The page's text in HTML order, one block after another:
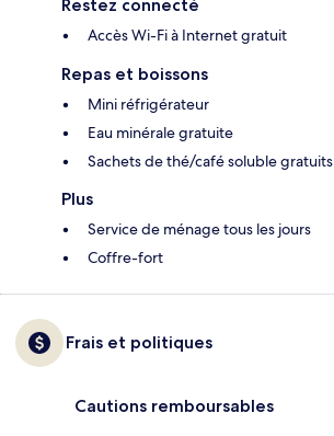
Restez connecté
Accès Wi-Fi à Internet gratuit
Repas et boissons
Mini réfrigérateur
Eau minérale gratuite
Sachets de thé/café soluble gratuits
Plus
Service de ménage tous les jours
Coffre-fort
Frais et politiques
Cautions remboursables